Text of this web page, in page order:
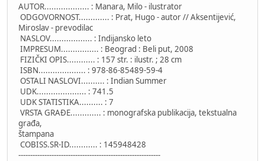
AUTOR................... : Manara, Milo - ilustrator
ODGOVORNOST............. : Prat, Hugo - autor // Aksentijević,
Miroslav - prevodilac
NASLOV.................. : Indijansko leto
IMPRESUM................ : Beograd : Beli put, 2008
FIZIČKI OPIS............ : 157 str. : ilustr. ; 28 cm
ISBN.................... : 978-86-85489-59-4
OSTALI NASLOVI.......... : Indian Summer
UDK..................... : 741.5
UDK STATISTIKA.......... : 7
VRSTA GRAĐE............. : monografska publikacija, tekstualna
građa,
štampana
COBISS.SR-ID............ : 145948428
------------------------------------------------------------